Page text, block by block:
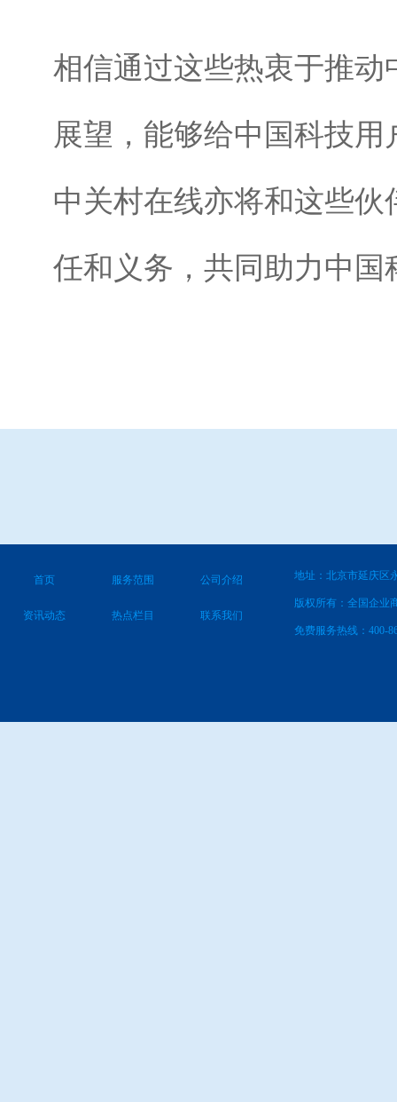
相信通过这些热衷于推
展望，能够给中国科技
中关村在线亦将和这些
任和义务，共同助力中国
首页 服务范围 公司介绍
资讯动态 热点栏目 联系我们
地址：北京市延庆区
版权所有：全国企业
免费服务热线：